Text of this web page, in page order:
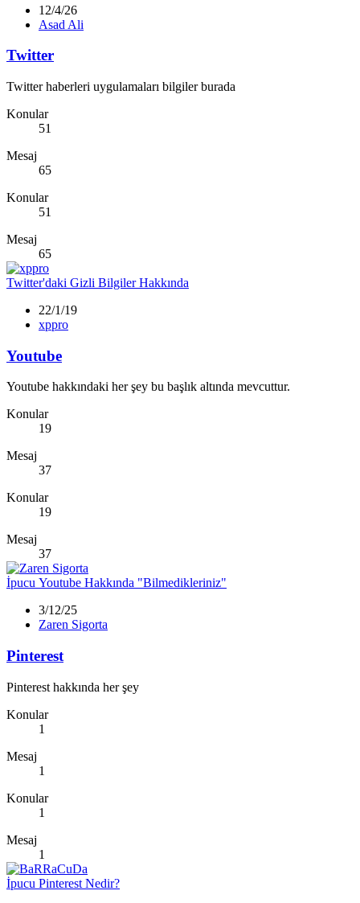
12/4/26
Asad Ali
Twitter
Twitter haberleri uygulamaları bilgiler burada
Konular
51
Mesaj
65
Konular
51
Mesaj
65
Twitter'daki Gizli Bilgiler Hakkında
22/1/19
xppro
Youtube
Youtube hakkındaki her şey bu başlık altında mevcuttur.
Konular
19
Mesaj
37
Konular
19
Mesaj
37
İpucu Youtube Hakkında "Bilmedikleriniz"
3/12/25
Zaren Sigorta
Pinterest
Pinterest hakkında her şey
Konular
1
Mesaj
1
Konular
1
Mesaj
1
İpucu Pinterest Nedir?